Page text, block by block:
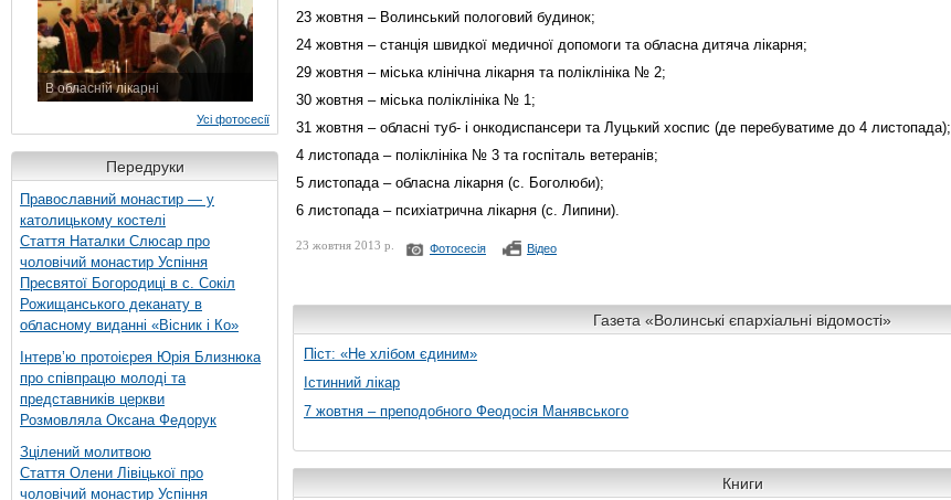
В обласній лікарні
Усі фотосесії
Передруки
Православний монастир — у
католицькому костелі
Стаття Наталки Слюсар про
чоловічий монастир Успіння
Пресвятої Богородиці в с. Сокіл
Рожищанського деканату в
обласному виданні «Вісник і Ко»
Інтерв’ю протоієрея Юрія Близнюка
про співпрацю молоді та
представників церкви
Розмовляла Оксана Федорук
Зцілений молитвою
Стаття Олени Лівіцької про
чоловічий монастир Успіння
23 жовтня – Волинський пологовий будинок;
24 жовтня – станція швидкої медичної допомоги та обласна дитяча лікарня;
29 жовтня – міська клінічна лікарня та поліклініка № 2;
30 жовтня – міська поліклініка № 1;
31 жовтня – обласні туб- і онкодиспансери та Луцький хоспис (де перебуватиме до 4 листопада);
4 листопада – поліклініка № 3 та госпіталь ветеранів;
5 листопада – обласна лікарня (с. Боголюби);
6 листопада – психіатрична лікарня (с. Липини).
23 жовтня 2013 р. Фотосесія Відео
Газета «Волинські єпархіальні відомості»
Піст: «Не хлібом єдиним»
Істинний лікар
7 жовтня – преподобного Феодосія Манявського
Книги